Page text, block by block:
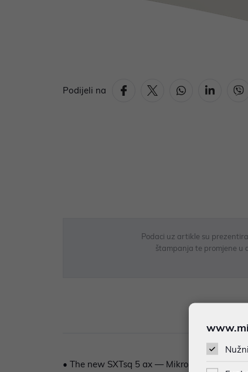
Podijeli na
Podaci uz artikle su
štampanja te promjene u
• The new SXTsq 5 ax — MikroTik’s first
Nužni